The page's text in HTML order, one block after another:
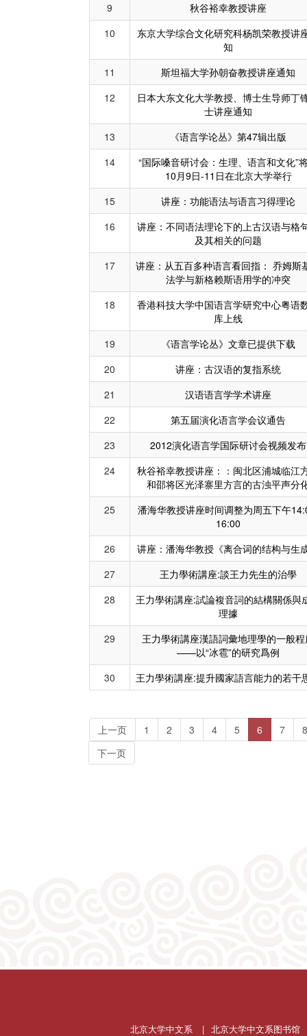
9
秋谷裕幸教授讲座
10
东京大学综合文化研究科杨凯荣教授讲
知
11
斯坦福大学孙朝奋教授讲座通知
12
日本大东文化大学教授、博士生导师丁
士讲座通知
13
《语言学论丛》第47辑出版
14
“国际嗓音研讨会：生理、语言和文化”
10月9日-11日在北京大学举行
15
讲座：功能语法与语言习得理论
16
讲座：不同语法理论下的上古汉语与格
及其相关的问题
17
讲座：从五百多种语言看回指： 乔姆斯
法学与新格赖斯语用学的冲突
18
香港科技大学中国语言学研究中心粤语
库上线
19
《语言学论丛》文章已提供下载
20
讲座：古汉语的复指系统
21
汉语语言学学术讲座
22
第五届演化语言学会议通告
23
2012演化语言学国际研讨会视频发布
24
秋谷裕幸教授讲座：：闽北区浦城临江
和邵将区光泽寨里方言的古浊平声分
25
潘海华教授讲座时间调整为周五下午
16:00
26
讲座：潘海华教授《离合词的结构与生
27
王力學術講座:談王力先生的治學
28
王力學術講座:試論複音詞的結構關係與
理據
29
王力學術講座漢語詞彙地理學的一般
——以“冰雹”的研究爲例
30
王力學術講座:提升國家語言能力的若干
上一页 1 2 3 4 5 6 (current)
7
8
下一页
北京大学中文系 | 北京大学中文系图书馆